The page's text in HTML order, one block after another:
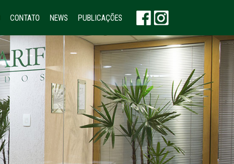
CONTATO NEWS PUBLICAÇÕES